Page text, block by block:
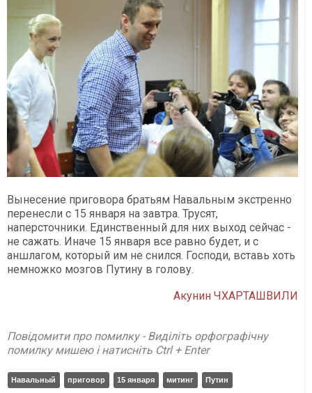
Вынесение приговора братьям Навальным экстренно
перенесли с 15 января на завтра. Трусят,
наперсточники. Единственный для них выход сейчас -
не сажать. Иначе 15 января все равно будет, и с
аншлагом, который им не снился. Господи, вставь хоть
немножко мозгов Путину в голову.
Акунин ЧХАРТАШВИЛИ
Повідомити про помилку - Виділіть орфографічну
помилку мишею і натисніть Ctrl + Enter
Навальный приговор 15 января митинг Путин